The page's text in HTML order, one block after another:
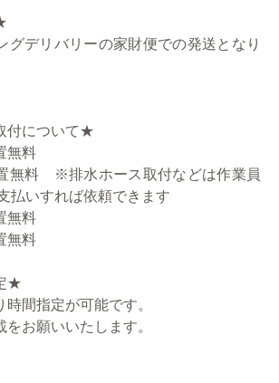
グデリバリーの家財便での発送となり
付について★
無料
無料 ※排水ホース取付などは作業員
払いすれば依頼できます
無料
無料
★
間指定が可能です。
お願いいたします。